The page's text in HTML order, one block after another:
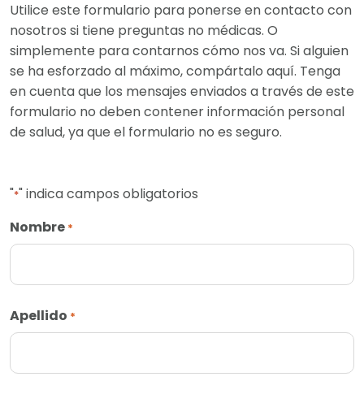
Utilice este formulario para ponerse en contacto con
nosotros si tiene preguntas no médicas. O
simplemente para contarnos cómo nos va. Si alguien
se ha esforzado al máximo, compártalo aquí. Tenga
en cuenta que los mensajes enviados a través de este
formulario no deben contener información personal
de salud, ya que el formulario no es seguro.
"*" indica campos obligatorios
Nombre *
Apellido *